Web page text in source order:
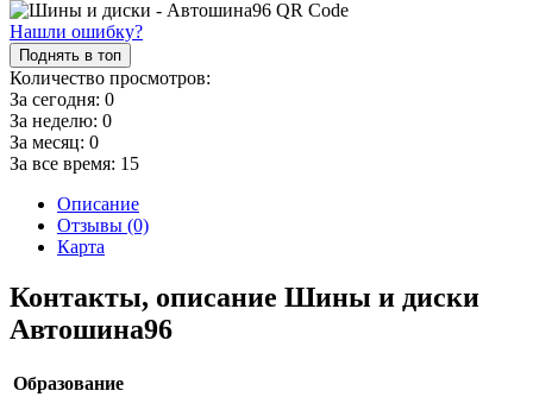
Нашли ошибку?
Поднять в топ
Количество просмотров:
За сегодня: 0
За неделю: 0
За месяц: 0
За все время: 15
Описание
Отзывы (0)
Карта
Контакты, описание Шины и диски
Автошина96
Образование